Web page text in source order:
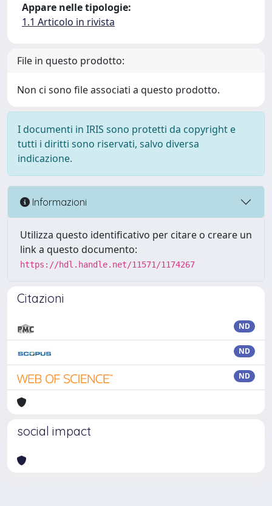
Appare nelle tipologie:
1.1 Articolo in rivista
File in questo prodotto:
Non ci sono file associati a questo prodotto.
I documenti in IRIS sono protetti da copyright e
tutti i diritti sono riservati, salvo diversa
indicazione.
Informazioni
Utilizza questo identificativo per citare o creare un
link a questo documento:
https://hdl.handle.net/11571/1174267
Citazioni
ND
ND
ND
social impact